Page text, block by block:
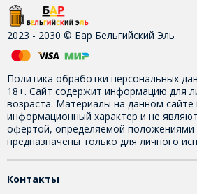
2023 - 2030 © Бар Бельгийский Эль
Политика обработки персональных
18+. Сайт содержит информацию для
возраста. Материалы на данном сайте
информационный характер и не
офертой, определяемой положениями
предназначены только для личного
Контакты